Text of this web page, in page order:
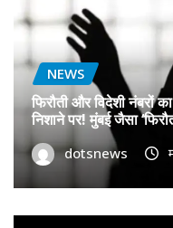
NEWS
फिरौती और विदेशी नंबरों
निशाने पर! मुंबई जैसा
dotsnews